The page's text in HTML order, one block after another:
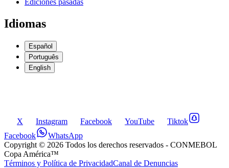
Idiomas
Español
Português
English
X Instagram Facebook YouTube
Tiktok
Facebook
WhatsApp
Copyright © 2026 Todos los derechos reservados - CONMEBOL
Copa América™
Términos y Política de PrivacidadCanal de Denuncias